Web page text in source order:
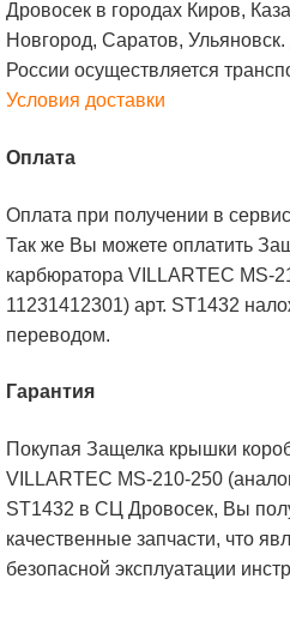
Дровосек в городах Киров,
Новгород, Саратов,
России осуществляется
Условия доставки
Оплата
Оплата при получении в
Так же Вы можете оплатить
карбюратора VILLARTEC MS-
11231412301) арт. ST1432
переводом.
Гарантия
Покупая Защелка крышки
VILLARTEC MS-210-250
ST1432 в СЦ Дровосек, Вы
качественные запчасти, что
безопасной эксплуатации